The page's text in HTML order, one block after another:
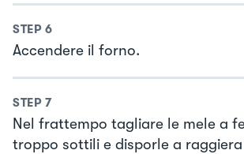
STEP 6
Accendere il forno.
STEP 7
Nel frattempo tagliare le mele a
troppo sottili e disporle a